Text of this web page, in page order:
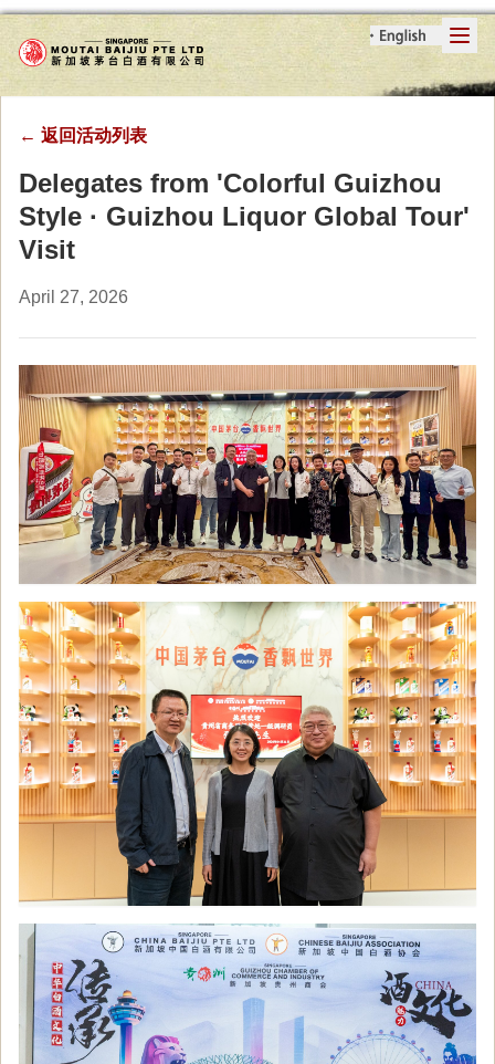
← 返回活动列表
Delegates from 'Colorful Guizhou
Style · Guizhou Liquor Global Tour'
Visit
April 27, 2026